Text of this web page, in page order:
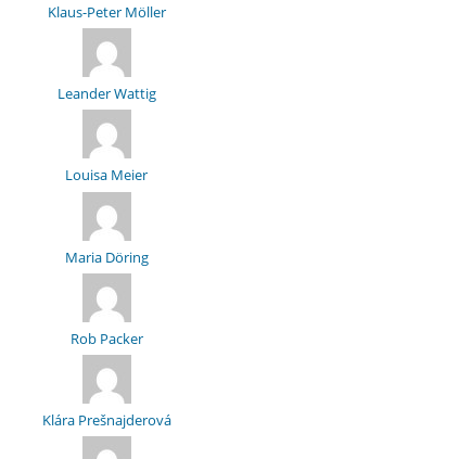
Klaus-Peter Möller
Leander Wattig
Louisa Meier
Maria Döring
Rob Packer
Klára Prešnajderová